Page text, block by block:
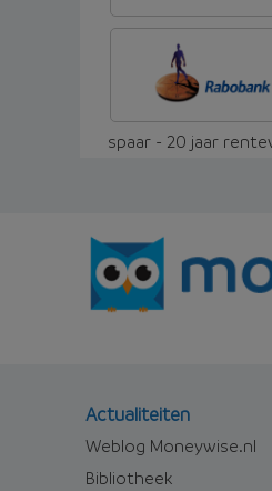
spaar - 20 jaar
Actualiteiten
Weblog Moneywise.nl
Bibliotheek